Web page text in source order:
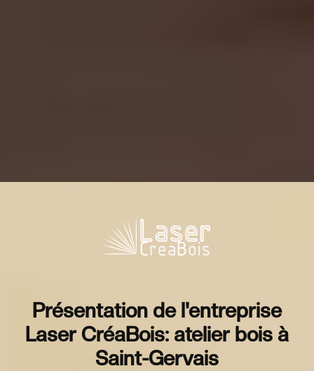
Présentation de l'entreprise
Laser CréaBois: atelier bois à
Saint-Gervais